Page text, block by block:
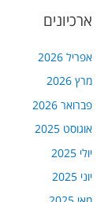
ארכיונים
אפריל 2026
מרץ 2026
פברואר 2026
אוגוסט 2025
יולי 2025
יוני 2025